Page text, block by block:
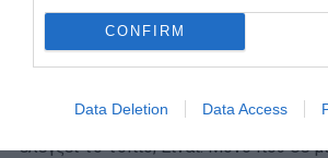
CONFIRM
Data Deletion Data Access
Η αλήθεια για τον
ΟΚ, θα πει κάποιος, δεν είναι ευθύνη
ελέγξει το τοπίο; Είναι. Μόνο που σε